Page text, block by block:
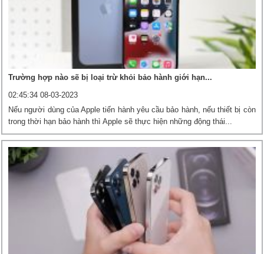
Trường hợp nào sẽ bị loại trừ khỏi bảo hành giới hạn...
02:45:34 08-03-2023
Nếu người dùng của Apple tiến hành yêu cầu bảo hành, nếu thiết bị còn
trong thời hạn bảo hành thì Apple sẽ thực hiện những động thái...